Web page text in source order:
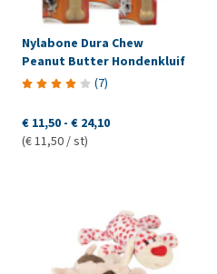
Nylabone Dura Chew
Peanut Butter Hondenkluif
(7)
€ 11,50 - € 24,10
(€ 11,50 / st)